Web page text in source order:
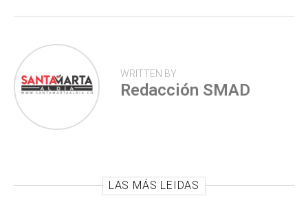
WRITTEN BY
Redacción SMAD
LAS MÁS LEIDAS